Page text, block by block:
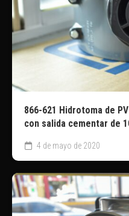
866-621 Hidrotoma de
con salida cementar de
4 de mayo de 2020